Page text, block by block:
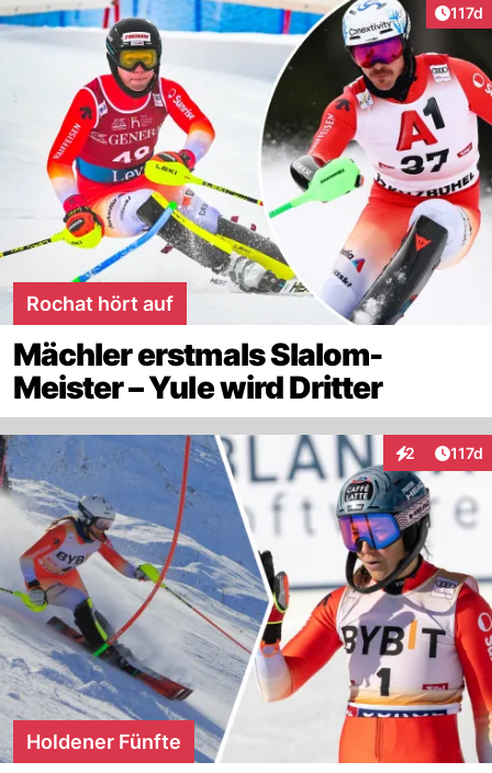
117d
Rochat hört auf
Mächler erstmals Slalom-
Meister – Yule wird Dritter
2
Interaktionen
117d
Holdener Fünfte